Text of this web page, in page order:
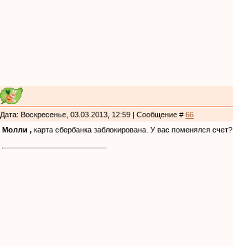
Дата: Воскресенье, 03.03.2013, 12:59 | Сообщение # 66
Молли , карта сбербанка заблокирована. У вас поменялся счет?